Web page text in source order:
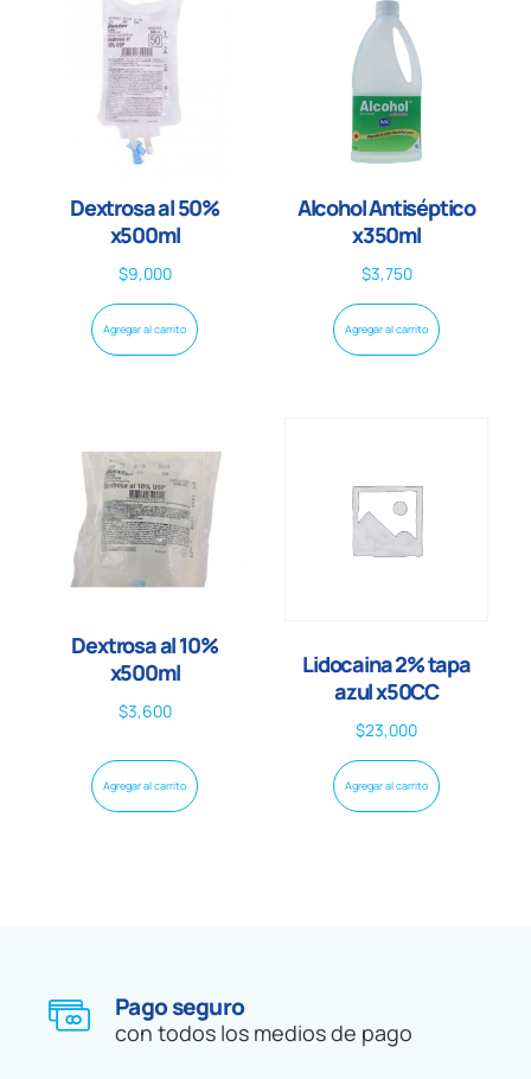
Dextrosa al 50%
x500ml
$9,000
Agregar al carrito
Alcohol Antiséptico
x350ml
$3,750
Agregar al carrito
Dextrosa al 10%
x500ml
$3,600
Agregar al carrito
Lidocaina 2% tapa
azul x50CC
$23,000
Agregar al carrito
Pago seguro
con todos los medios de pago